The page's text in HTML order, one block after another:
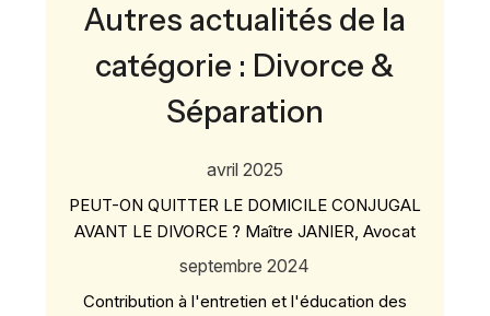
Autres actualités de la
catégorie : Divorce &
Séparation
avril 2025
PEUT-ON QUITTER LE DOMICILE CONJUGAL
AVANT LE DIVORCE ? Maître JANIER, Avocat
septembre 2024
Contribution à l'entretien et l'éducation des